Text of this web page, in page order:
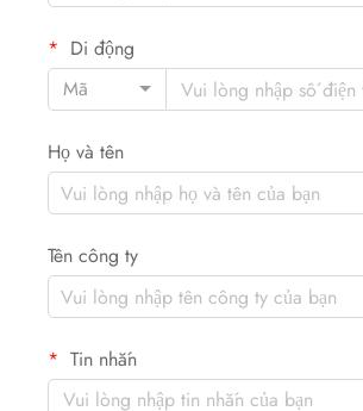
Di động
Mã
Họ và tên
Tên công ty
Tin nhắn